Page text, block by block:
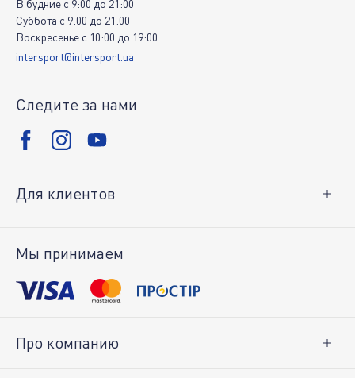
В будние c 9:00 до 21:00
Суббота c 9:00 до 21:00
Воскресенье c 10:00 до 19:00
intersport@intersport.ua
Следите за нами
Для клиентов
Возврат товара
Мы принимаем
Про компанию